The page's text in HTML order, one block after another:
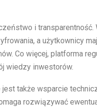
i
a użytkownicy
Co więcej, platforma
wiedzy inwestorów.
także wsparcie
rozwiązywać